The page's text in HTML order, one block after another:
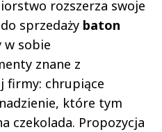
rozszerza swoje
sprzedaży baton
w sobie
znane z
firmy: chrupiące
które tym
czekolada. Propozycja